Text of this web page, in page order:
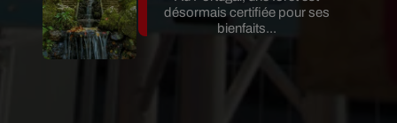
désormais certifiée pour ses
bienfaits...